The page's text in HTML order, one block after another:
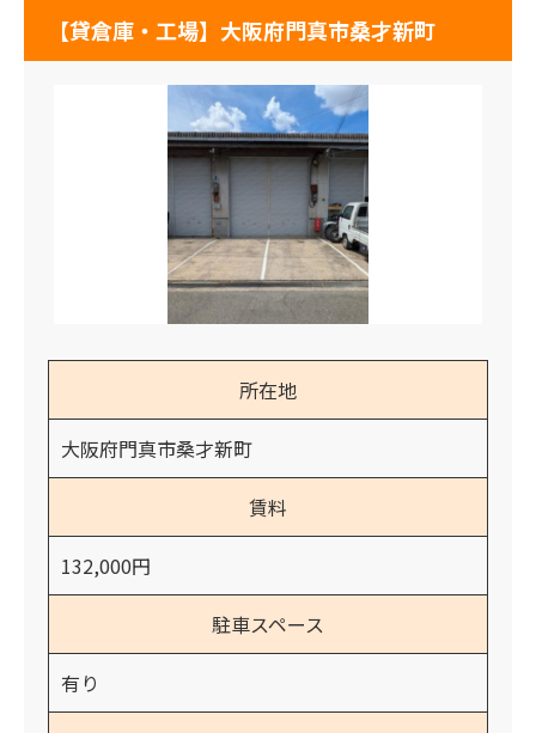
【貸倉庫・工場】大阪府門真市桑才新町
所在地
大阪府門真市桑才新町
賃料
132,000円
駐車スペース
有り